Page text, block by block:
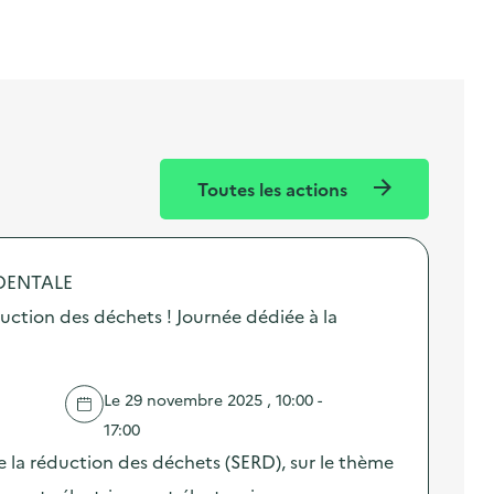
Toutes les actions
des déchets ! Journée dédiée à la
Le 29 novembre 2025 , 10:00 -
17:00
la réduction des déchets (SERD), sur le thème